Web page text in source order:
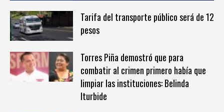
Tarifa del transporte público será de 12
pesos
Torres Piña demostró que para
combatir al crimen primero había que
limpiar las instituciones: Belinda
Iturbide